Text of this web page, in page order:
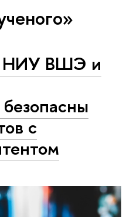
НИУ ВШЭ и
с